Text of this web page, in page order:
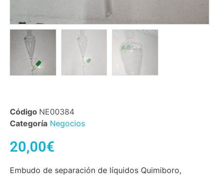
Código NE00384
Categoría Negocios
20,00€
Embudo de separación de líquidos Quimiboro,